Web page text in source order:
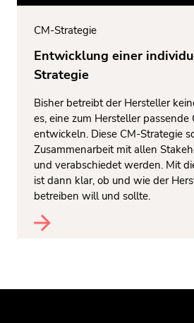
CM-Strategie
Entwicklung einer
Strategie
Bisher betreibt der Hersteller
es, eine zum Hersteller passende
entwickeln. Diese CM-Strategie
Zusammenarbeit mit allen
und verabschiedet werden. Mit
ist dann klar, ob und wie der
betreiben will und sollte.